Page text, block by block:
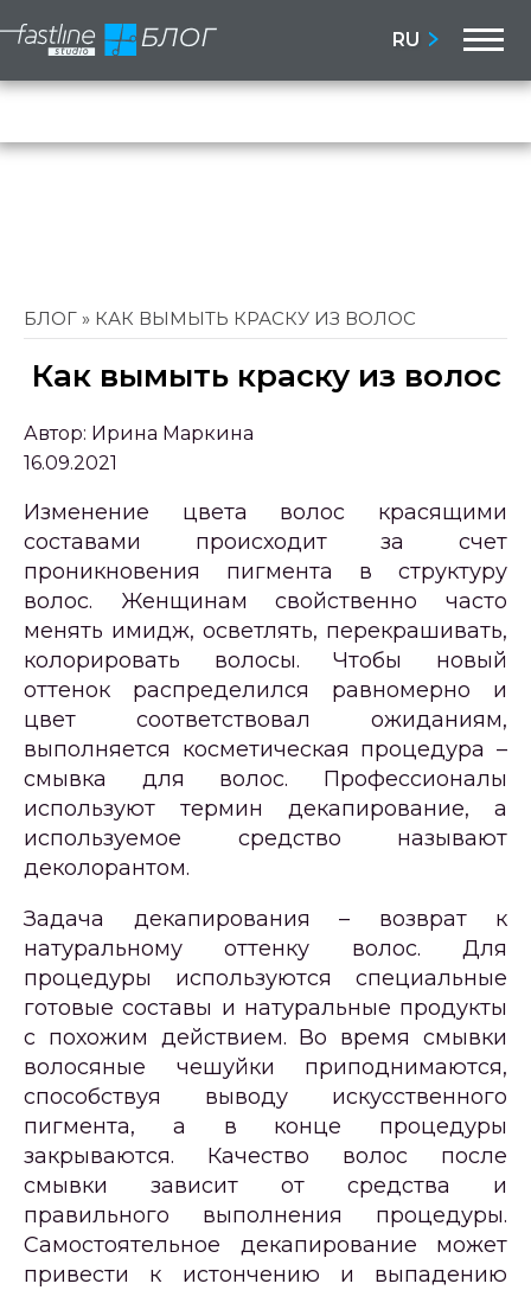
RU
БЛОГ » КАК ВЫМЫТЬ КРАСКУ ИЗ ВОЛОС
Как вымыть краску из волос
Автор: Ирина Маркина
16.09.2021
Изменение цвета волос красящими
составами происходит за счет
проникновения пигмента в структуру
волос. Женщинам свойственно часто
менять имидж, осветлять, перекрашивать,
колорировать волосы. Чтобы новый
оттенок распределился равномерно и
цвет соответствовал ожиданиям,
выполняется косметическая процедура –
смывка для волос. Профессионалы
используют термин декапирование, а
используемое средство называют
деколорантом.
Задача декапирования – возврат к
натуральному оттенку волос. Для
процедуры используются специальные
готовые составы и натуральные продукты
с похожим действием. Во время смывки
волосяные чешуйки приподнимаются,
способствуя выводу искусственного
пигмента, а в конце процедуры
закрываются. Качество волос после
смывки зависит от средства и
правильного выполнения процедуры.
Самостоятельное декапирование может
привести к истончению и выпадению